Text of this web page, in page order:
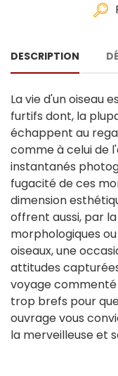
DESCRIPTION
La vie d'un oiseau
furtifs dont, la
échappent au
comme à celui de
instantanés
fugacité de ces
dimension
offrent aussi, par
morphologiques
oiseaux, une
attitudes
voyage
trop brefs pour
ouvrage vous
la merveilleuse et